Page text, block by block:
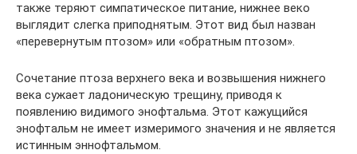
также теряют симпатическое питание, нижнее веко
выглядит слегка приподнятым. Этот вид был назван
«перевернутым птозом» или «обратным птозом».
Сочетание птоза верхнего века и возвышения нижнего
века сужает ладоническую трещину, приводя к
появлению видимого энофтальма. Этот кажущийся
энофтальм не имеет измеримого значения и не является
истинным эннофтальмом.